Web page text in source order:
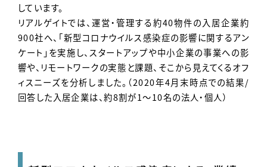
しています。
リアルゲイトでは、運営・管理する約40物件の入居企業約
900社へ、「新型コロナウイルス感染症の影響に関するアン
ケート」を実施し、スタートアップや中小企業の事業への影
響や、リモートワークの実態と課題、そこから見えてくるオフ
ィスニーズを分析しました。（2020年4月末時点での結果/
回答した入居企業は、約8割が1～10名の法人・個人）